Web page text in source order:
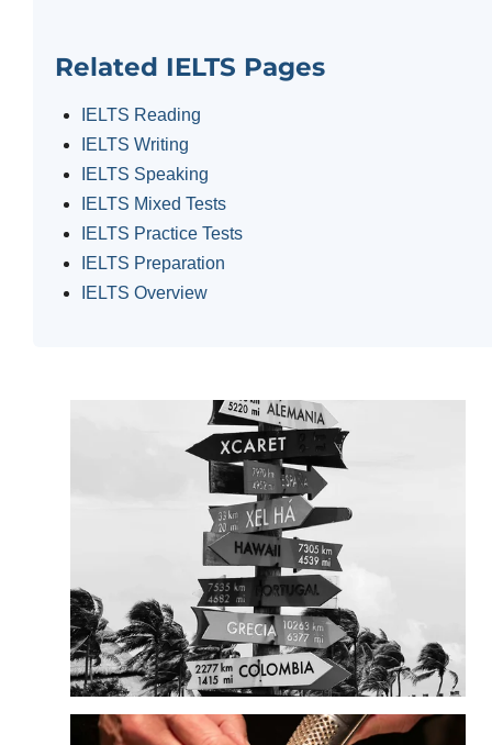
Related IELTS Pages
IELTS Reading
IELTS Writing
IELTS Speaking
IELTS Mixed Tests
IELTS Practice Tests
IELTS Preparation
IELTS Overview